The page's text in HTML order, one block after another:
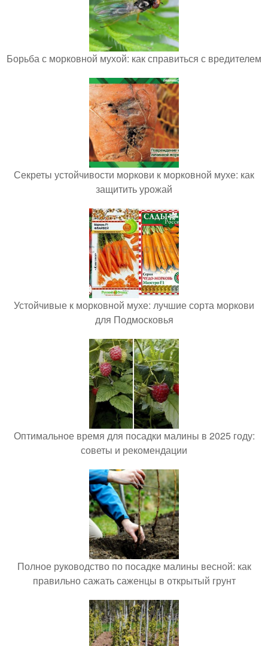
Борьба с морковной мухой: как справиться с вредителем
Секреты устойчивости моркови к морковной мухе: как
защитить урожай
Устойчивые к морковной мухе: лучшие сорта моркови
для Подмосковья
Оптимальное время для посадки малины в 2025 году:
советы и рекомендации
Полное руководство по посадке малины весной: как
правильно сажать саженцы в открытый грунт